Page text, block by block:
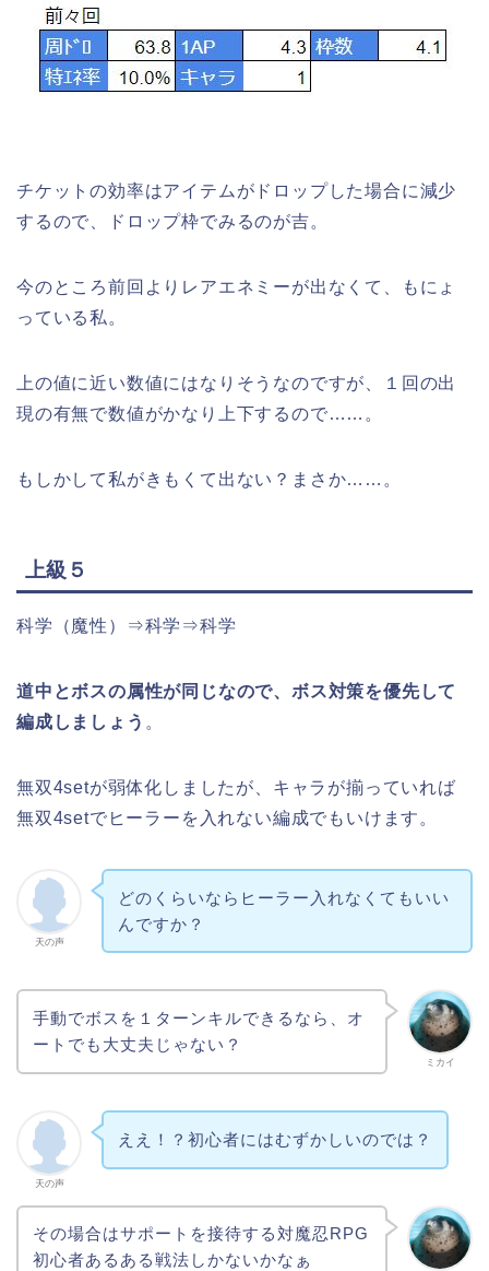
チケットの効率はアイテムがドロップした場合に減少
するので、ドロップ枠でみるのが吉。
今のところ前回よりレアエネミーが出なくて、もにょ
っている私。
上の値に近い数値にはなりそうなのですが、１回の出
現の有無で数値がかなり上下するので……。
もしかして私がきもくて出ない？まさか……。
上級５
科学（魔性）⇒科学⇒科学
道中とボスの属性が同じなので、ボス対策を優先して
編成しましょう 。
無双4setが弱体化しましたが、キャラが揃っていれば
無双4setでヒーラーを入れない編成でもいけます。
天の声
どのくらいならヒーラー入れなくてもいい
んですか？
ミカイ
手動でボスを１ターンキルできるなら、オ
ートでも大丈夫じゃない？
天の声
ええ！？初心者にはむずかしいのでは？
その場合はサポートを接待する対魔忍RPG
初心者あるある戦法しかないかなぁ